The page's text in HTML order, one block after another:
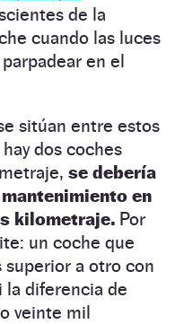
de la
cuando las luces
en el
sitúan entre estos
dos coches
se debería
en
kilometraje. Por
un coche que
a otro con
diferencia de
veinte mil